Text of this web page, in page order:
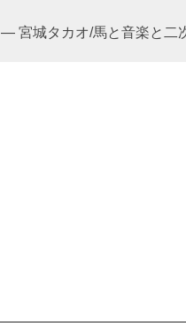
— 宮城タカオ/馬と音楽と二